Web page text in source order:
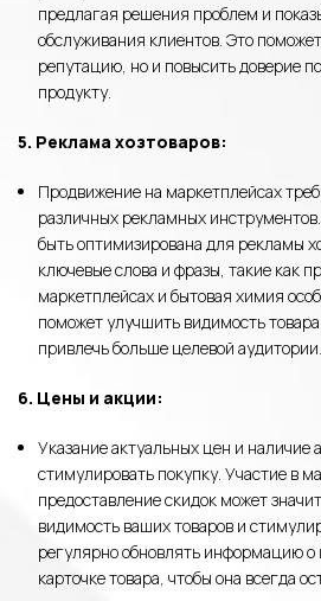
предлагая решения проблем и
обслуживания клиентов. Это
репутацию, но и повысить доверие
продукту.
5. Реклама хозтоваров:
Продвижение на маркетплейсах
различных рекламных
быть оптимизирована для рекламы
ключевые слова и фразы, такие как
маркетплейсах и бытовая химия
поможет улучшить видимость товара
привлечь больше целевой аудитории.
6. Цены и акции:
Указание актуальных цен и наличие
стимулировать покупку. Участие в
предоставление скидок может
видимость ваших товаров и
регулярно обновлять информацию о
карточке товара, чтобы она всегда